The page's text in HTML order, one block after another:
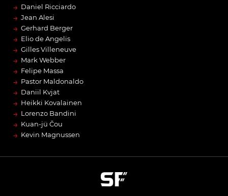
→ Daniel Ricciardo
→ Jean Alesi
→ Gerhard Berger
→ Elio de Angelis
→ Gilles Villeneuve
→ Mark Webber
→ Felipe Massa
→ Pastor Maldonaldo
→ Daniil Kvjat
→ Heikki Kovalainen
→ Lorenzo Bandini
→ Kuan-jü Čou
→ Kevin Magnussen